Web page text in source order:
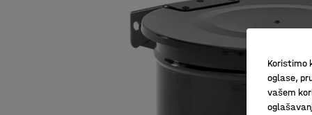
Koristimo
oglase,
vašem